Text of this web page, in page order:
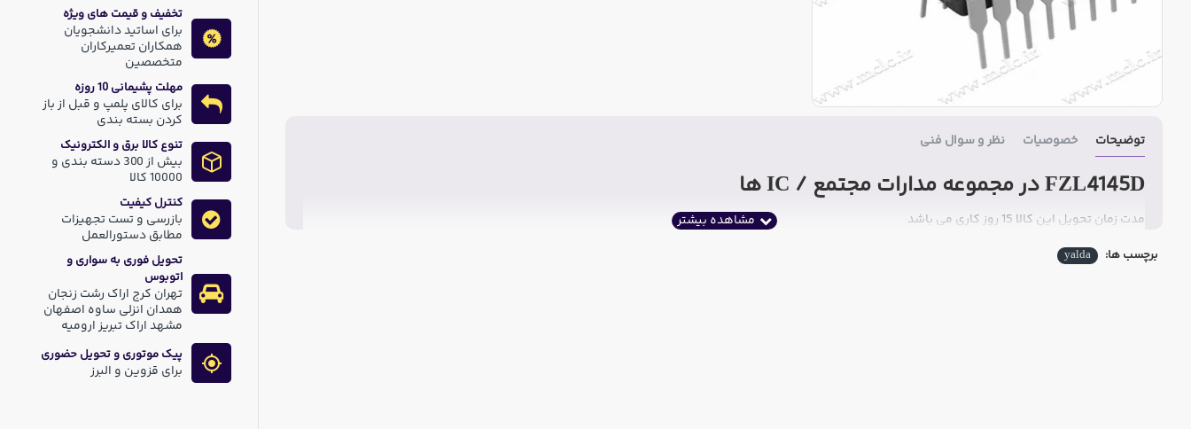
توضیحات خصوصیات نظر و سوال فنی
FZL4145D در مجموعه مدارات مجتمع / IC ها
مدت زمان تحویل این کالا 15 روز کاری می باشد
برچسب ها: yalda
تخفیف و قیمت های ویژه
برای اساتید دانشجویان
همکاران تعمیرکاران
متخصصین
مهلت پشیمانی 10 روزه
برای کالای پلمپ و قبل از باز
کردن بسته بندی
تنوع کالا برق و الکترونیک
بیش از 300 دسته بندی و
10000 کالا
کنترل کیفیت
بازرسی و تست تجهیزات
مطابق دستورالعمل
تحویل فوری به سواری و
اتوبوس
تهران کرج اراک رشت زنجان
همدان انزلی ساوه اصفهان
مشهد اراک تبریز ارومیه
پیک موتوری و تحویل حضوری
برای قزوین و البرز